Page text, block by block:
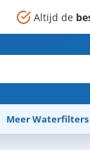
Altijd de
Meer Waterfilters